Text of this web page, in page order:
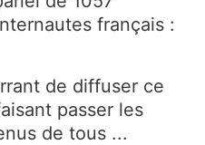
français :
de diffuser ce
passer les
de tous ...